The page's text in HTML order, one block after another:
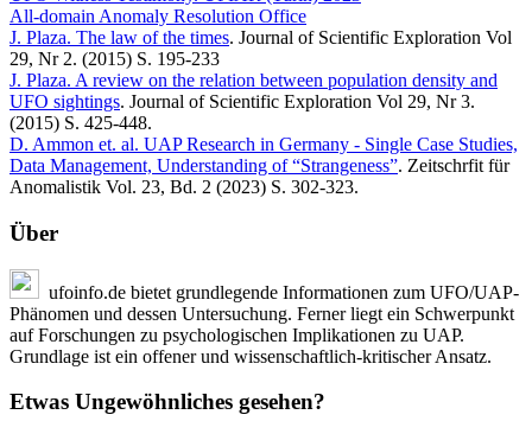
All-domain Anomaly Resolution Office
J. Plaza. The law of the times. Journal of Scientific Exploration Vol
29, Nr 2. (2015) S. 195-233
J. Plaza. A review on the relation between population density and
UFO sightings. Journal of Scientific Exploration Vol 29, Nr 3.
(2015) S. 425-448.
D. Ammon et. al. UAP Research in Germany - Single Case Studies,
Data Management, Understanding of “Strangeness”. Zeitschrfit für
Anomalistik Vol. 23, Bd. 2 (2023) S. 302-323.
Über
ufoinfo.de bietet grundlegende Informationen zum UFO/UAP-
Phänomen und dessen Untersuchung. Ferner liegt ein Schwerpunkt
auf Forschungen zu psychologischen Implikationen zu UAP.
Grundlage ist ein offener und wissenschaftlich-kritischer Ansatz.
Etwas Ungewöhnliches gesehen?